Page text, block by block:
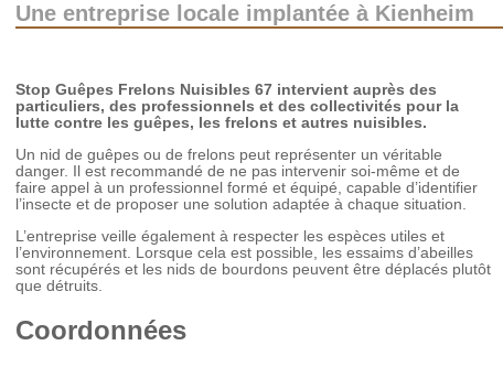
Une entreprise locale implantée à Kienheim
Stop Guêpes Frelons Nuisibles 67 intervient auprès des
particuliers, des professionnels et des collectivités pour la
lutte contre les guêpes, les frelons et autres nuisibles.
Un nid de guêpes ou de frelons peut représenter un véritable
danger. Il est recommandé de ne pas intervenir soi-même et de
faire appel à un professionnel formé et équipé, capable d’identifier
l’insecte et de proposer une solution adaptée à chaque situation.
L’entreprise veille également à respecter les espèces utiles et
l’environnement. Lorsque cela est possible, les essaims d’abeilles
sont récupérés et les nids de bourdons peuvent être déplacés plutôt
que détruits.
Coordonnées